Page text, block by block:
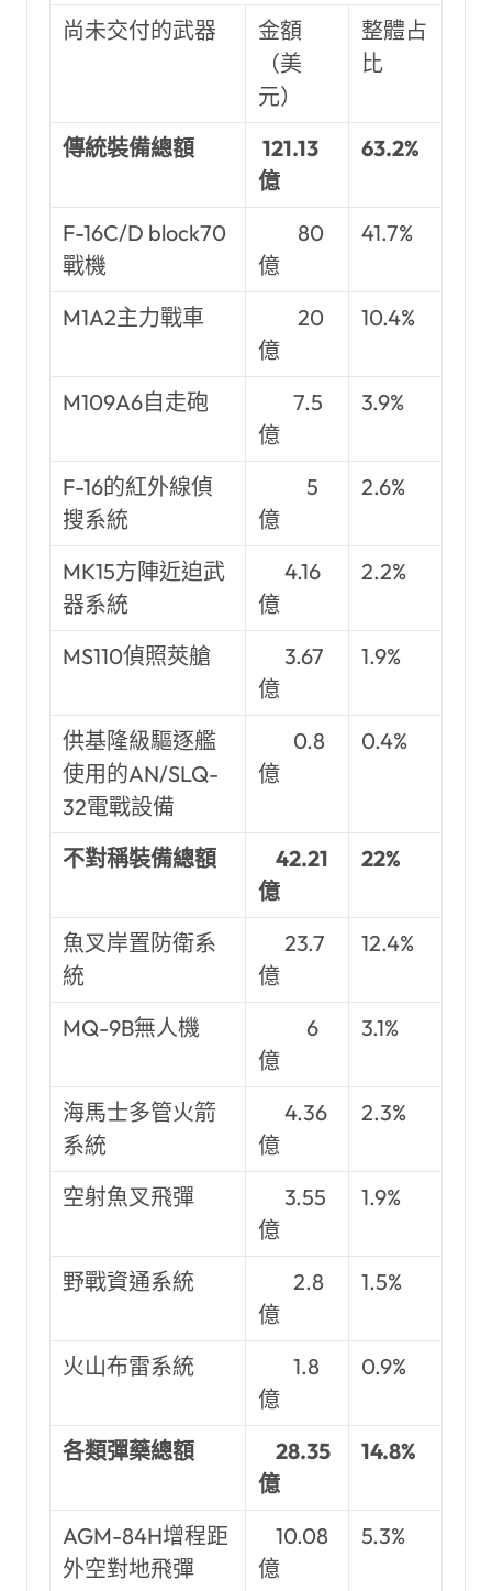
尚未交付的武器
金額
（美
元）
整體占
比
傳統裝備總額
121.13
億
63.2%
F-16C/D block70
戰機
80
億
41.7%
M1A2主力戰車
20
億
10.4%
M109A6自走砲
7.5
億
3.9%
F-16的紅外線偵
搜系統
5
億
2.6%
MK15方陣近迫武
器系統
4.16
億
2.2%
MS110偵照莢艙
3.67
億
1.9%
供基隆級驅逐艦
使用的AN/SLQ-
32電戰設備
0.8
億
0.4%
不對稱裝備總額
42.21
億
22%
魚叉岸置防衛系
統
23.7
億
12.4%
MQ-9B無人機
6
億
3.1%
海馬士多管火箭
系統
4.36
億
2.3%
空射魚叉飛彈
3.55
億
1.9%
野戰資通系統
2.8
億
1.5%
火山布雷系統
1.8
億
0.9%
各類彈藥總額
28.35
億
14.8%
AGM-84H增程距
外空對地飛彈
10.08
億
5.3%